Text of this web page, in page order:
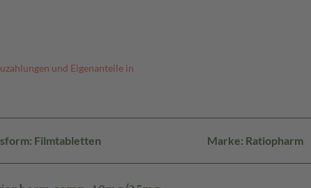
und Eigenanteile in
Filmtabletten Marke: Ratiopharm